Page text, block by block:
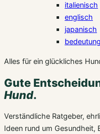
italienisch
englisch
japanisch
bedeutung
Alles für ein glückliches
Gute
Hund.
Verständliche Ratgeber,
Ideen rund um Gesundheit,